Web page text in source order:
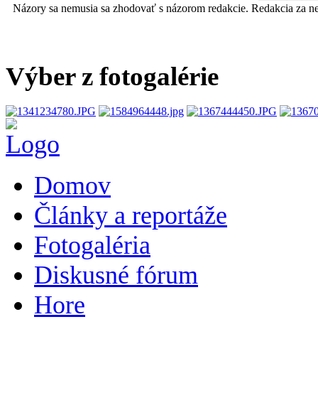
Názory sa nemusia sa zhodovať s názorom redakcie. Redakcia za
Výber z fotogalérie
Domov
Články a reportáže
Fotogaléria
Diskusné fórum
Hore